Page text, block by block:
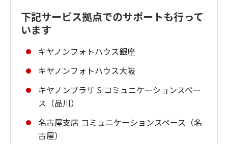
下記サービス拠点でのサポートも行って
います
キヤノンフォトハウス銀座
キヤノンフォトハウス大阪
キヤノンプラザ S コミュニケーションスペー
ス（品川）
名古屋支店 コミュニケーションスペース（名
古屋）